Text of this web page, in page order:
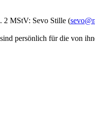
2 MStV: Sevo Stille (
persönlich für die von